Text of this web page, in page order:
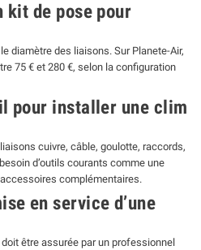
kit de pose pour
diamètre des liaisons. Sur Planete-Air,
75 € et 280 €, selon la configuration
pour installer une clim
cuivre, câble, goulotte, raccords,
d’outils courants comme une
complémentaires.
en service d’une
doit être assurée par un professionnel